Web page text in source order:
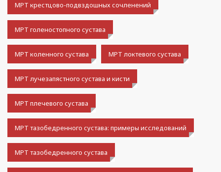
МРТ крестцово-подвздошных сочленений
МРТ голеностопного сустава
МРТ коленного сустава МРТ локтевого сустава
МРТ лучезапястного сустава и кисти
МРТ плечевого сустава
МРТ тазобедренного сустава: примеры исследований
МРТ тазобедренного сустава